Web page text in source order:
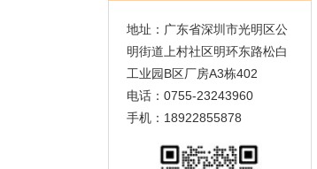
地址：广东省深圳市光明区公
明街道上村社区明环东路松白
工业园B区厂房A3栋402
电话：0755-23243960
手机：18922855878